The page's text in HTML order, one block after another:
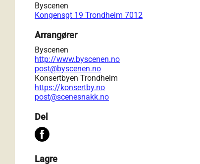
Byscenen
Kongensgt 19 Trondheim 7012
Arrangører
Byscenen
http://www.byscenen.no
post@byscenen.no
Konsertbyen Trondheim
https://konsertby.no
post@scenesnakk.no
Del
Lagre